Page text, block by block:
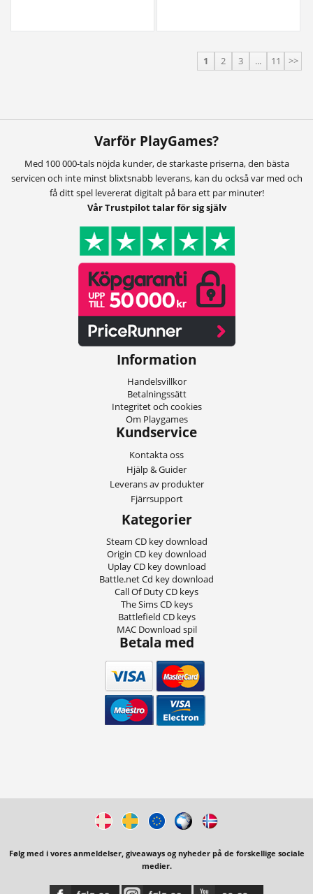
1 2 3 ... 11 >>
Varför PlayGames?
Med 100 000-tals nöjda kunder, de starkaste priserna, den bästa
servicen och inte minst blixtsnabb leverans, kan du också var med och
få ditt spel levererat digitalt på bara ett par minuter!
Vår Trustpilot talar för sig själv
Information
Handelsvillkor
Betalningssätt
Integritet och cookies
Om Playgames
Kundservice
Kontakta oss
Hjälp & Guider
Leverans av produkter
Fjärrsupport
Kategorier
Steam CD key download
Origin CD key download
Uplay CD key download
Battle.net Cd key download
Call Of Duty CD keys
The Sims CD keys
Battlefield CD keys
MAC Download spil
Betala med
Følg med i vores anmeldelser, giveaways og nyheder på de forskellige sociale
medier.